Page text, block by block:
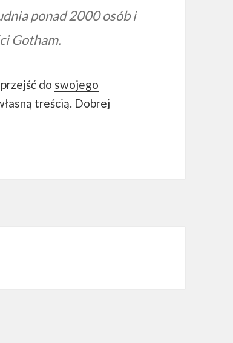
ponad 2000 osób i
Gotham.
do swojego
treścią. Dobrej